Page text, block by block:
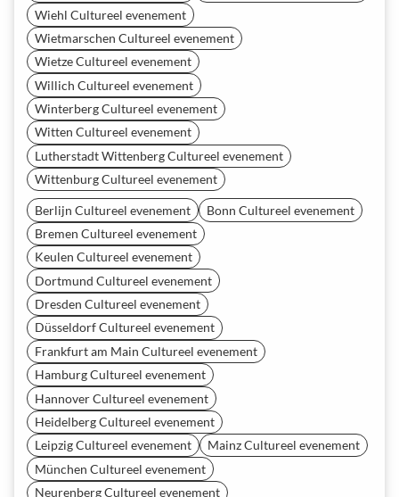
Wiehl Cultureel evenement
Wietmarschen Cultureel evenement
Wietze Cultureel evenement
Willich Cultureel evenement
Winterberg Cultureel evenement
Witten Cultureel evenement
Lutherstadt Wittenberg Cultureel evenement
Wittenburg Cultureel evenement
Berlijn Cultureel evenement
Bonn Cultureel evenement
Bremen Cultureel evenement
Keulen Cultureel evenement
Dortmund Cultureel evenement
Dresden Cultureel evenement
Düsseldorf Cultureel evenement
Frankfurt am Main Cultureel evenement
Hamburg Cultureel evenement
Hannover Cultureel evenement
Heidelberg Cultureel evenement
Leipzig Cultureel evenement
Mainz Cultureel evenement
München Cultureel evenement
Neurenberg Cultureel evenement